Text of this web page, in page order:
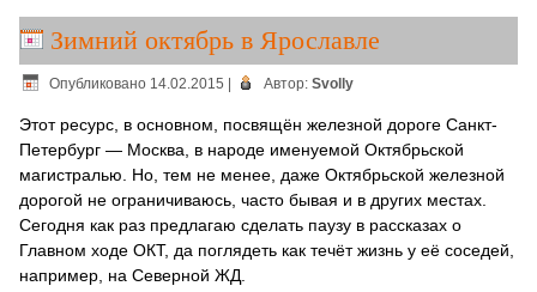
Зимний октябрь в Ярославле
Опубликовано 14.02.2015 Автор: Svolly
Этот ресурс, в основном, посвящён железной дороге Санкт-
Петербург — Москва, в народе именуемой Октябрьской
магистралью. Но, тем не менее, даже Октябрьской железной
дорогой не ограничиваюсь, часто бывая и в других местах.
Сегодня как раз предлагаю сделать паузу в рассказах о
Главном ходе ОКТ, да поглядеть как течёт жизнь у её соседей,
например, на Северной ЖД.